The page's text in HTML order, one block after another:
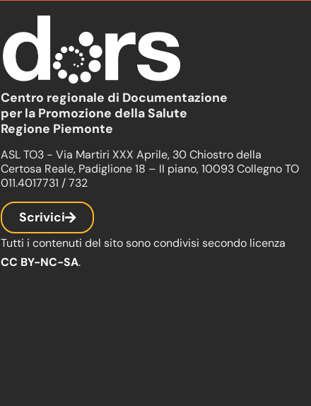
Centro regionale di Documentazione
per la Promozione della Salute
Regione Piemonte
ASL TO3 - Via Martiri XXX Aprile, 30 Chiostro della
Certosa Reale, Padiglione 18 – II piano, 10093 Collegno TO
011.4017731 / 732
Scrivici
Tutti i contenuti del sito sono condivisi secondo licenza
CC BY-NC-SA.